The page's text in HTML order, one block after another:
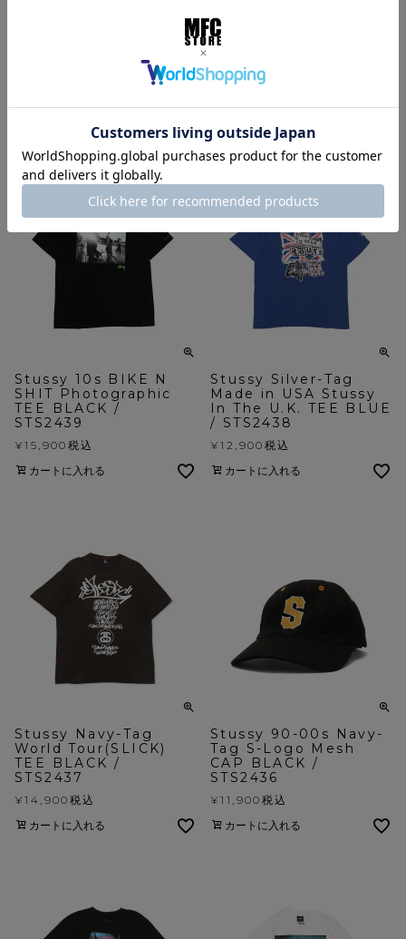
Stussy 90s Navy-Tag
Made in USA Soldier
¥18,900税込
Stussy 10s BIKE N
SHIT Photographic
TEE BLACK /
STS2439
¥15,900 税込
カートに入れる
Stussy Silver-Tag
Made in USA Stussy
In The U.K. TEE BLUE
/ STS2438
¥12,900 税込
カートに入れる
Stussy Navy-Tag
World Tour(SLICK)
TEE BLACK /
STS2437
¥14,900 税込
カートに入れる
Stussy 90-00s Navy-
Tag S-Logo Mesh
CAP BLACK /
STS2436
¥11,900 税込
カートに入れる